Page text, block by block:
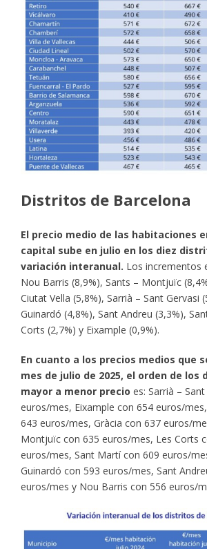
Distritos de Barcelona
El precio medio de las habitaciones
capital sube en julio en los diez
variación interanual. Los incrementos
Nou Barris (8,9%), Sants – Montjuïc
Ciutat Vella (5,8%), Sarrià – Sant Gervasi
Guinardó (4,8%), Sant Andreu (3,3%),
Corts (2,7%) y Eixample (0,9%).
En cuanto a los precios medios que
mes de julio de 2025, el orden de los
mayor a menor precio es: Sarrià –
euros/mes, Eixample con 654 euros/
643 euros/mes, Gràcia con 637 euros/
Montjuïc con 635 euros/mes, Les Corts
euros/mes, Sant Martí con 609 euros/
Guinardó con 593 euros/mes, Sant
euros/mes y Nou Barris con 556 euros/